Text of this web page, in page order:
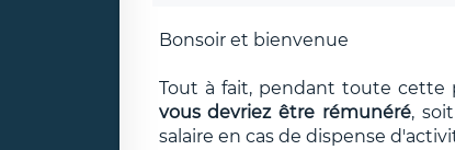
Bonsoir et bienvenue
Tout à fait, pendant toute cette
vous devriez être rémunéré,
salaire en cas de dispense